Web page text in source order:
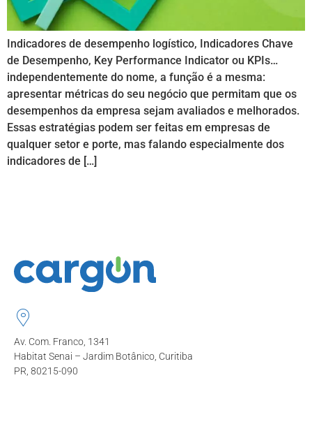
Indicadores de desempenho logístico, Indicadores Chave
de Desempenho, Key Performance Indicator ou KPIs…
independentemente do nome, a função é a mesma:
apresentar métricas do seu negócio que permitam que os
desempenhos da empresa sejam avaliados e melhorados.
Essas estratégias podem ser feitas em empresas de
qualquer setor e porte, mas falando especialmente dos
indicadores de […]
Av. Com. Franco, 1341
Habitat Senai – Jardim Botânico, Curitiba
PR, 80215-090